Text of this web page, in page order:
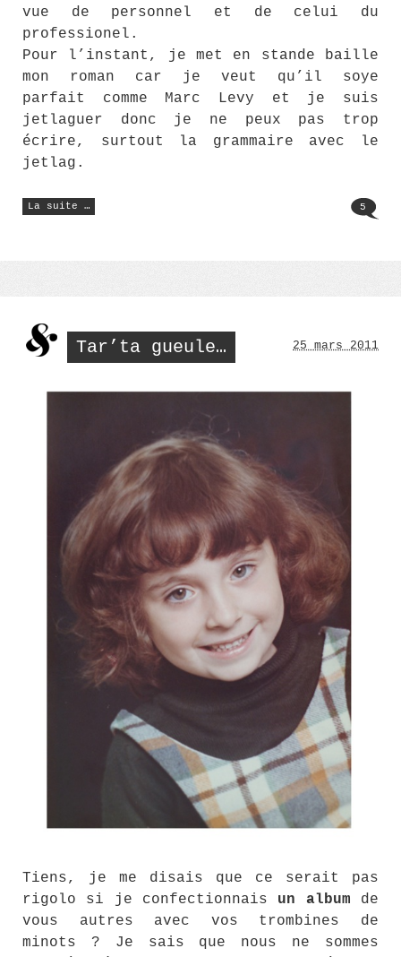
vue de personnel et de celui du
professionel.
Pour l’instant, je met en stande baille
mon roman car je veut qu’il soye
parfait comme Marc Levy et je suis
jetlaguer donc je ne peux pas trop
écrire, surtout la grammaire avec le
jetlag.
La suite …
« les
petit
5
Tar’ta gueule… 25 mars 2011
Tiens, je me disais que ce serait pas
rigolo si je confectionnais un album de
vous autres avec vos trombines de
minots ? Je sais que nous ne sommes